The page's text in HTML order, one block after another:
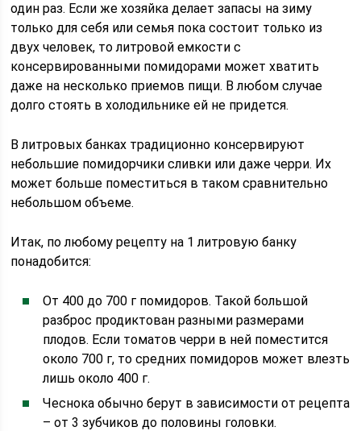
один раз. Если же хозяйка делает запасы на зиму
только для себя или семья пока состоит только из
двух человек, то литровой емкости с
консервированными помидорами может хватить
даже на несколько приемов пищи. В любом случае
долго стоять в холодильнике ей не придется.
В литровых банках традиционно консервируют
небольшие помидорчики сливки или даже черри. Их
может больше поместиться в таком сравнительно
небольшом объеме.
Итак, по любому рецепту на 1 литровую банку
понадобится:
От 400 до 700 г помидоров. Такой большой
разброс продиктован разными размерами
плодов. Если томатов черри в ней поместится
около 700 г, то средних помидоров может влезть
лишь около 400 г.
Чеснока обычно берут в зависимости от рецепта
– от 3 зубчиков до половины головки.